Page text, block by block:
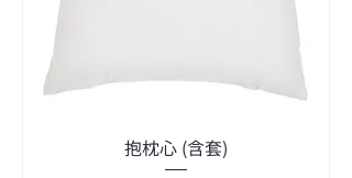
抱枕心 (含套)